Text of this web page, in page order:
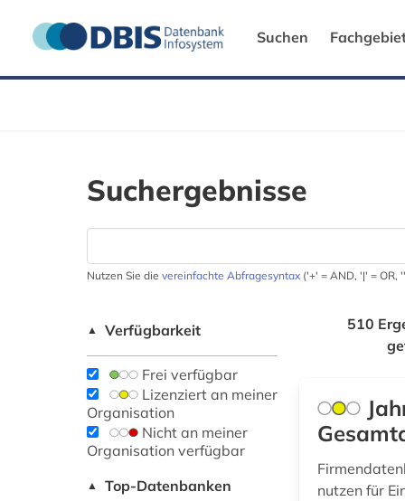
Suchen
Suchergebnisse
Nutzen Sie die vereinfachte Abfragesyntax ('+' = AND, '|' = OR,
▲ Verfügbarkeit
Frei verfügbar
Lizenziert an meiner
Organisation
Nicht an meiner
Organisation verfügbar
▲ Top-Datenbanken
510
nutzen für